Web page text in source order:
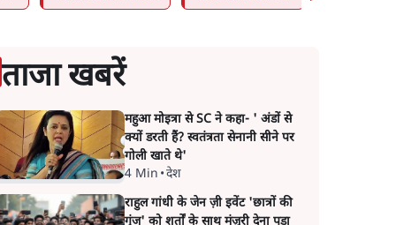
ताजा खबरें
महुआ मोइत्रा से SC ने कहा- ' अंडों से
क्यों डरती हैं? स्वतंत्रता सेनानी सीने पर
गोली खाते थे'
4 Min •देश
राहुल गांधी के जेन ज़ी इवेंट 'छात्रों की